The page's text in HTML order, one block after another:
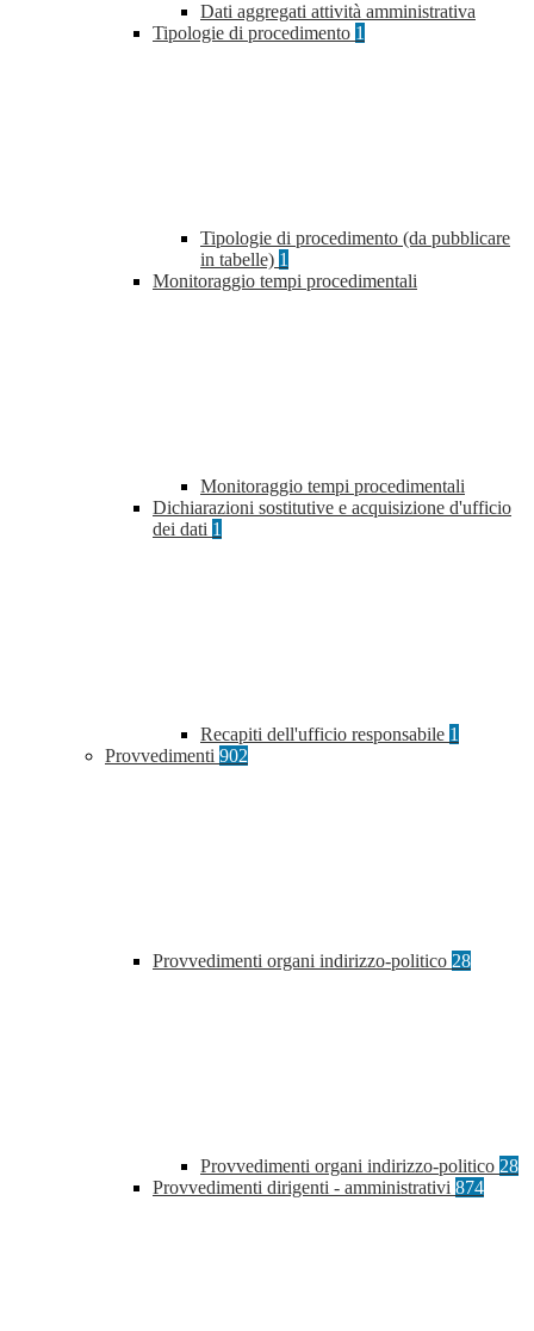
Dati aggregati attività amministrativa
Tipologie di procedimento 1
Tipologie di procedimento (da pubblicare
in tabelle) 1
Monitoraggio tempi procedimentali
Monitoraggio tempi procedimentali
Dichiarazioni sostitutive e acquisizione d'ufficio
dei dati 1
Recapiti dell'ufficio responsabile 1
Provvedimenti 902
Provvedimenti organi indirizzo-politico 28
Provvedimenti organi indirizzo-politico 28
Provvedimenti dirigenti - amministrativi 874